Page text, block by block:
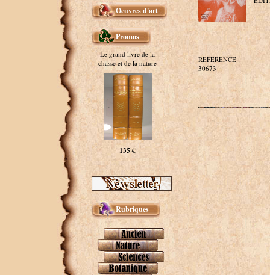
Oeuvres d'art
Promos
Le grand livre de la
chasse et de la nature
135 €
Rubriques
REFERENCE :
30673